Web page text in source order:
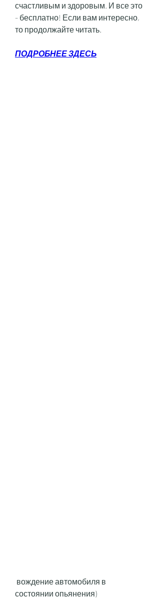
счастливым и здоровым. И все это
- бесплатно! Если вам интересно,
то продолжайте читать.
ПОДРОБНЕЕ ЗДЕСЬ
состоянии опьянения)